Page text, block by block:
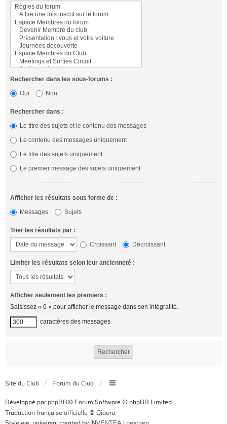
Rechercher dans les sous-forums :
Oui
Non
Rechercher dans :
Le titre des sujets et le contenu des messages
Le contenu des messages uniquement
Le titre des sujets uniquement
Le premier message des sujets uniquement
Afficher les résultats sous forme de :
Messages
Sujets
Trier les résultats par :
Croissant
Décroissant
Limiter les résultats selon leur ancienneté :
Afficher seulement les premiers :
Saisissez « 0 » pour afficher le message dans son intégralité.
caractères des messages
Site du Club Forum du Club
Développé parphpBB® Forum Software © phpBB Limited
Traduction française officielle ©Qiaeru